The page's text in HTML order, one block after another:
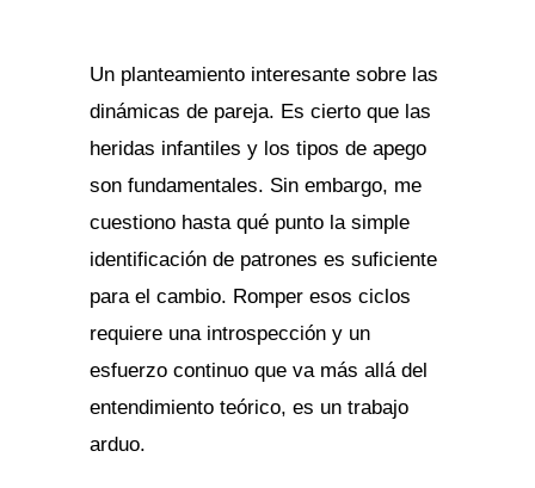
Un planteamiento interesante sobre las
dinámicas de pareja. Es cierto que las
heridas infantiles y los tipos de apego
son fundamentales. Sin embargo, me
cuestiono hasta qué punto la simple
identificación de patrones es suficiente
para el cambio. Romper esos ciclos
requiere una introspección y un
esfuerzo continuo que va más allá del
entendimiento teórico, es un trabajo
arduo.